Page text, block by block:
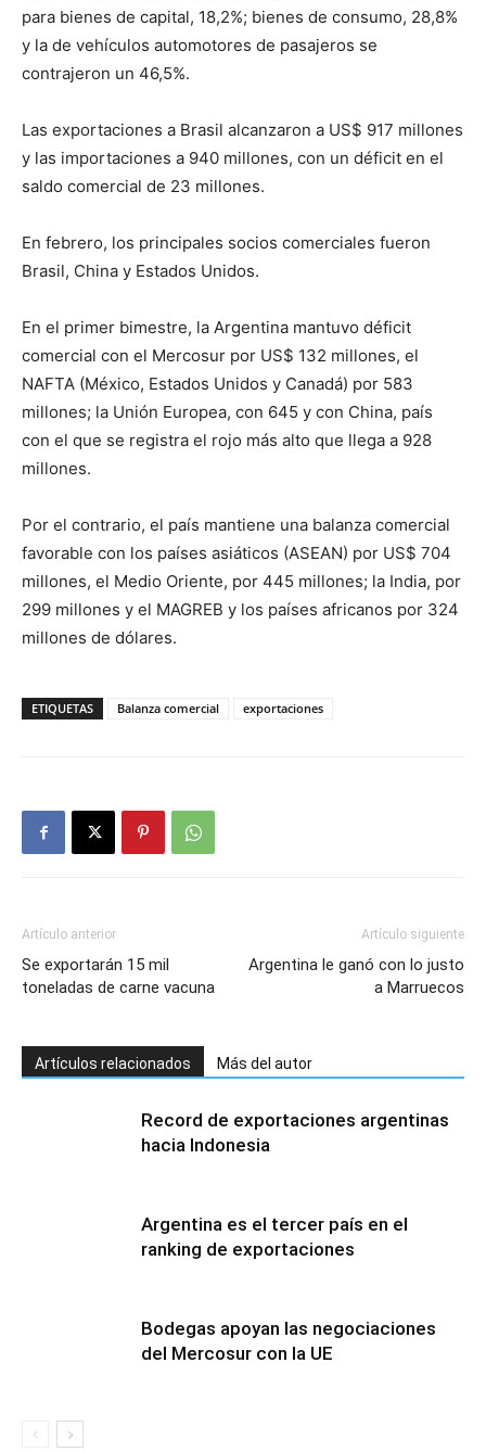
para bienes de capital, 18,2%; bienes de consumo, 28,8%
y la de vehículos automotores de pasajeros se
contrajeron un 46,5%.
Las exportaciones a Brasil alcanzaron a US$ 917 millones
y las importaciones a 940 millones, con un déficit en el
saldo comercial de 23 millones.
En febrero, los principales socios comerciales fueron
Brasil, China y Estados Unidos.
En el primer bimestre, la Argentina mantuvo déficit
comercial con el Mercosur por US$ 132 millones, el
NAFTA (México, Estados Unidos y Canadá) por 583
millones; la Unión Europea, con 645 y con China, país
con el que se registra el rojo más alto que llega a 928
millones.
Por el contrario, el país mantiene una balanza comercial
favorable con los países asiáticos (ASEAN) por US$ 704
millones, el Medio Oriente, por 445 millones; la India, por
299 millones y el MAGREB y los países africanos por 324
millones de dólares.
ETIQUETAS Balanza comercial exportaciones
Artículo anterior
Se exportarán 15 mil
toneladas de carne vacuna
Artículo siguiente
Argentina le ganó con lo justo
a Marruecos
Artículos relacionados Más del autor
Record de exportaciones argentinas
hacia Indonesia
Argentina es el tercer país en el
ranking de exportaciones
Bodegas apoyan las negociaciones
del Mercosur con la UE